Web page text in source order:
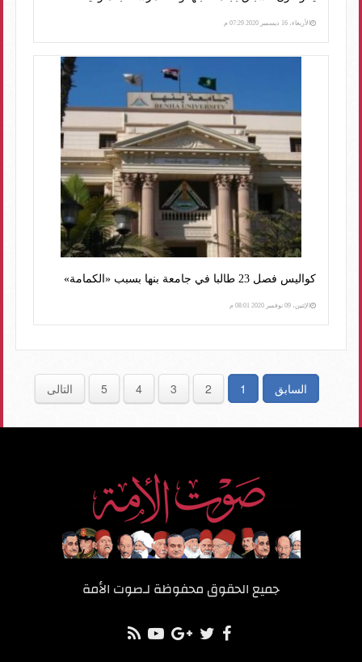
الأربعاء، 16 ديسمبر 2020 07:29 م
كواليس فصل 23 طالبا في جامعة بنها بسبب «الكمامة»
الإثنين، 09 نوفمبر 2020 08:01 م
السابق 1
2
3
4
5 التالى
جميع الحقوق محفوظة لـصوت الأمة